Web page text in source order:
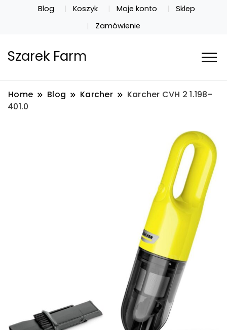
Blog Koszyk Moje konto
Sklep
Zamówienie
Szarek Farm
Home Blog Karcher
Karcher CVH 2 1.198-
401.0